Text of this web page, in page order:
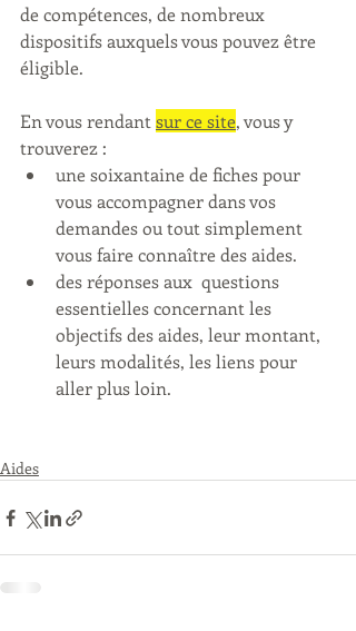
de compétences, de nombreux
dispositifs auxquels vous pouvez être
éligible.
En vous rendant sur ce site, vous y
trouverez :
une soixantaine de fiches pour
vous accompagner dans vos
demandes ou tout simplement
vous faire connaître des aides.
des réponses aux  questions
essentielles concernant les
objectifs des aides, leur montant,
leurs modalités, les liens pour
aller plus loin.
Aides